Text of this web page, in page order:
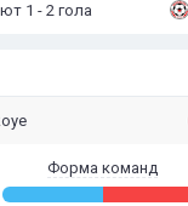
1 - 2 гола
Форма команд